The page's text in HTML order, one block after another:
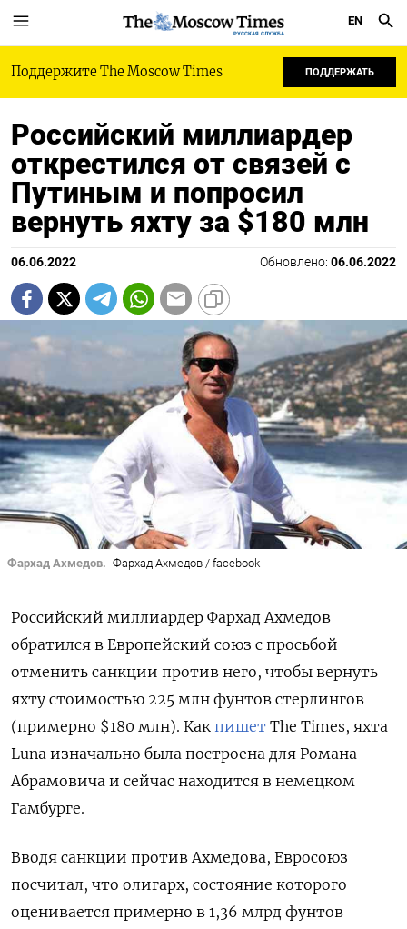
РУССКАЯ СЛУЖБА
EN
Поддержите The Moscow Times ПОДДЕРЖАТЬ
Российский миллиардер
открестился от связей с
Путиным и попросил
вернуть яхту за $180 млн
06.06.2022 Обновлено: 06.06.2022
Фархад Ахмедов. Фархад Ахмедов / facebook
Российский миллиардер Фархад Ахмедов
обратился в Европейский союз с просьбой
отменить санкции против него, чтобы вернуть
яхту стоимостью 225 млн фунтов стерлингов
(примерно $180 млн). Как пишет The Times, яхта
Luna изначально была построена для Романа
Абрамовича и сейчас находится в немецком
Гамбурге.
Вводя санкции против Ахмедова, Евросоюз
посчитал, что олигарх, состояние которого
оценивается примерно в 1,36 млрд фунтов